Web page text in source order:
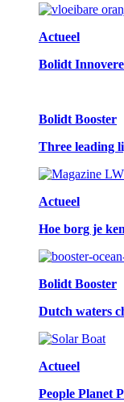
Actueel
Bolidt
Bolidt Booster
Three leading
Actueel
Hoe borg je
Bolidt Booster
Dutch waters
Actueel
People Planet